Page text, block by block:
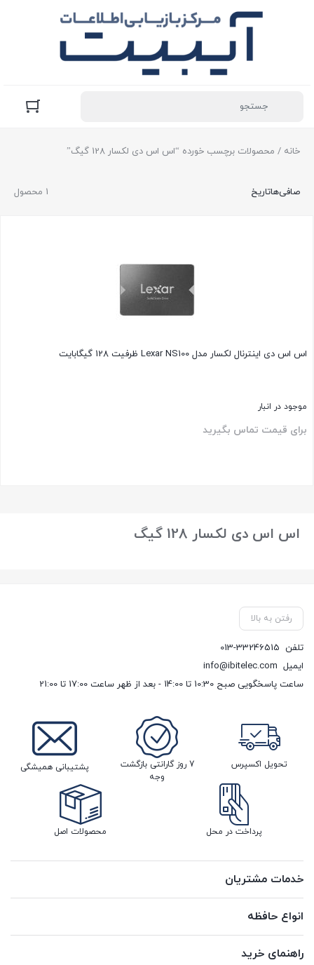
خانه / محصولات برچسب خورده “اس اس دی لکسار 128 گیگ”
1 محصول صافی‌هاتاریخ
اس اس دی اینترنال لکسار مدل Lexar NS100 ظرفیت 128 گیگابایت
موجود در انبار
برای قیمت تماس بگیرید
اس اس دی لکسار 128 گیگ
رفتن به بالا
تلفن 013-33246515
ایمیل info@ibitelec.com
ساعت پاسخگویی صبح 10:30 تا 14:00 - بعد از ظهر ساعت 17:00 تا 21:00
تحویل اکسپرس
7 روز گارانتی بازگشت
وجه
پشتیبانی همیشگی
پرداخت در محل محصولات اصل
خدمات مشتریان
انواع حافظه
راهنمای خرید